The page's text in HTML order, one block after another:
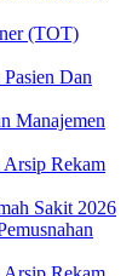
(TOT)
Dan
Manajemen
Arsip Rekam
Sakit 2026